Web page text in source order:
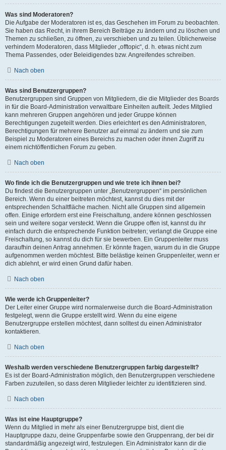
Was sind Moderatoren?
Die Aufgabe der Moderatoren ist es, das Geschehen im Forum zu beobachten.
Sie haben das Recht, in ihrem Bereich Beiträge zu ändern und zu löschen und
Themen zu schließen, zu öffnen, zu verschieben und zu teilen. Üblicherweise
verhindern Moderatoren, dass Mitglieder „offtopic“, d. h. etwas nicht zum
Thema Passendes, oder Beleidigendes bzw. Angreifendes schreiben.
Nach oben
Was sind Benutzergruppen?
Benutzergruppen sind Gruppen von Mitgliedern, die die Mitglieder des Boards
in für die Board-Administration verwaltbare Einheiten aufteilt. Jedes Mitglied
kann mehreren Gruppen angehören und jeder Gruppe können
Berechtigungen zugeteilt werden. Dies erleichtert es den Administratoren,
Berechtigungen für mehrere Benutzer auf einmal zu ändern und sie zum
Beispiel zu Moderatoren eines Bereichs zu machen oder ihnen Zugriff zu
einem nichtöffentlichen Forum zu geben.
Nach oben
Wo finde ich die Benutzergruppen und wie trete ich ihnen bei?
Du findest die Benutzergruppen unter „Benutzergruppen“ im persönlichen
Bereich. Wenn du einer beitreten möchtest, kannst du dies mit der
entsprechenden Schaltfläche machen. Nicht alle Gruppen sind allgemein
offen. Einige erfordern erst eine Freischaltung, andere können geschlossen
sein und weitere sogar versteckt. Wenn die Gruppe offen ist, kannst du ihr
einfach durch die entsprechende Funktion beitreten; verlangt die Gruppe eine
Freischaltung, so kannst du dich für sie bewerben. Ein Gruppenleiter muss
daraufhin deinen Antrag annehmen. Er könnte fragen, warum du in die Gruppe
aufgenommen werden möchtest. Bitte belästige keinen Gruppenleiter, wenn er
dich ablehnt, er wird einen Grund dafür haben.
Nach oben
Wie werde ich Gruppenleiter?
Der Leiter einer Gruppe wird normalerweise durch die Board-Administration
festgelegt, wenn die Gruppe erstellt wird. Wenn du eine eigene
Benutzergruppe erstellen möchtest, dann solltest du einen Administrator
kontaktieren.
Nach oben
Weshalb werden verschiedene Benutzergruppen farbig dargestellt?
Es ist der Board-Administration möglich, den Benutzergruppen verschiedene
Farben zuzuteilen, so dass deren Mitglieder leichter zu identifizieren sind.
Nach oben
Was ist eine Hauptgruppe?
Wenn du Mitglied in mehr als einer Benutzergruppe bist, dient die
Hauptgruppe dazu, deine Gruppenfarbe sowie den Gruppenrang, der bei dir
standardmäßig angezeigt wird, festzulegen. Ein Administrator kann dir die